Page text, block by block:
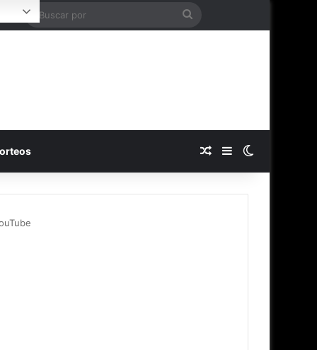
Buscar
Publicación al azar
Barra lateral